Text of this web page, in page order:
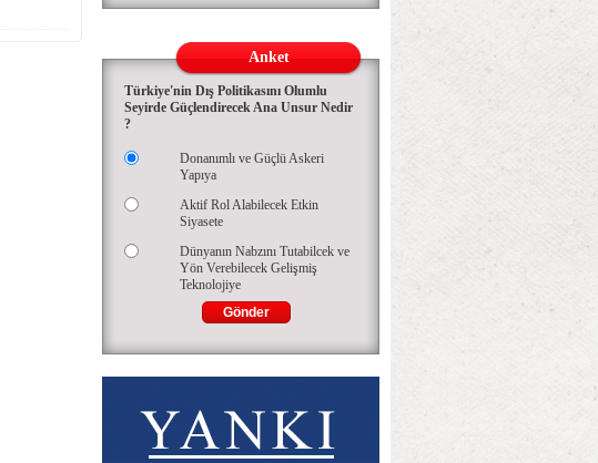
Anket
Türkiye'nin Dış Politikasını Olumlu
Seyirde Güçlendirecek Ana Unsur Nedir
?
Donanımlı ve Güçlü Askeri
Yapıya
Aktif Rol Alabilecek Etkin
Siyasete
Dünyanın Nabzını Tutabilcek ve
Yön Verebilecek Gelişmiş
Teknolojiye